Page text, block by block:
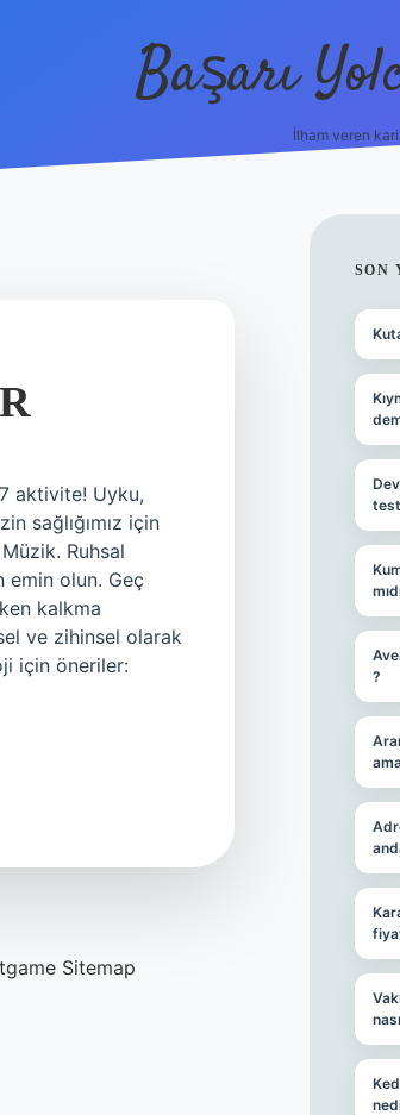
Başarı
İlham veren
aktivite! Uyku,
sağlığımız için
Ruhsal
emin olun. Geç
kalkma
ve zihinsel olarak
için öneriler:
Sitemap
SON
?